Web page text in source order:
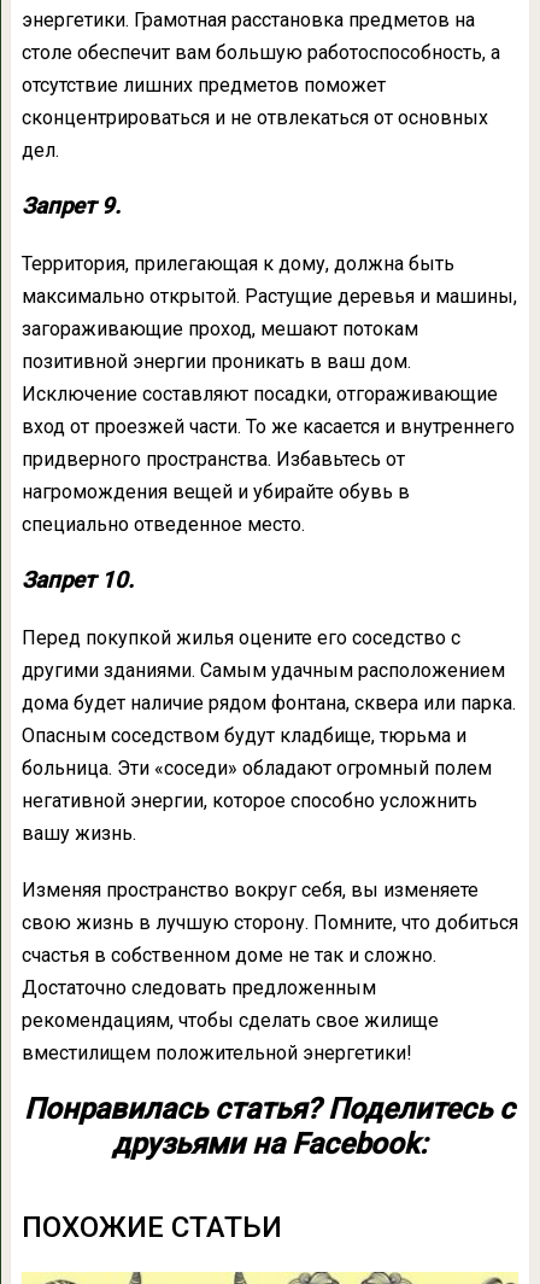
энергетики. Грамотная расстановка предметов на
столе обеспечит вам большую работоспособность, а
отсутствие лишних предметов поможет
сконцентрироваться и не отвлекаться от основных
дел.
Запрет 9.
Территория, прилегающая к дому, должна быть
максимально открытой. Растущие деревья и машины,
загораживающие проход, мешают потокам
позитивной энергии проникать в ваш дом.
Исключение составляют посадки, отгораживающие
вход от проезжей части. То же касается и внутреннего
придверного пространства. Избавьтесь от
нагромождения вещей и убирайте обувь в
специально отведенное место.
Запрет 10.
Перед покупкой жилья оцените его соседство с
другими зданиями. Самым удачным расположением
дома будет наличие рядом фонтана, сквера или парка.
Опасным соседством будут кладбище, тюрьма и
больница. Эти «соседи» обладают огромный полем
негативной энергии, которое способно усложнить
вашу жизнь.
Изменяя пространство вокруг себя, вы изменяете
свою жизнь в лучшую сторону. Помните, что добиться
счастья в собственном доме не так и сложно.
Достаточно следовать предложенным
рекомендациям, чтобы сделать свое жилище
вместилищем положительной энергетики!
Понравилась статья? Поделитесь с
друзьями на Facebook:
ПОХОЖИЕ СТАТЬИ